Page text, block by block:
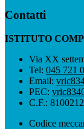
Contatti
ISTITUTO
Via XX
Tel: 045 721
Email:
PEC:
C.F.:
Codice